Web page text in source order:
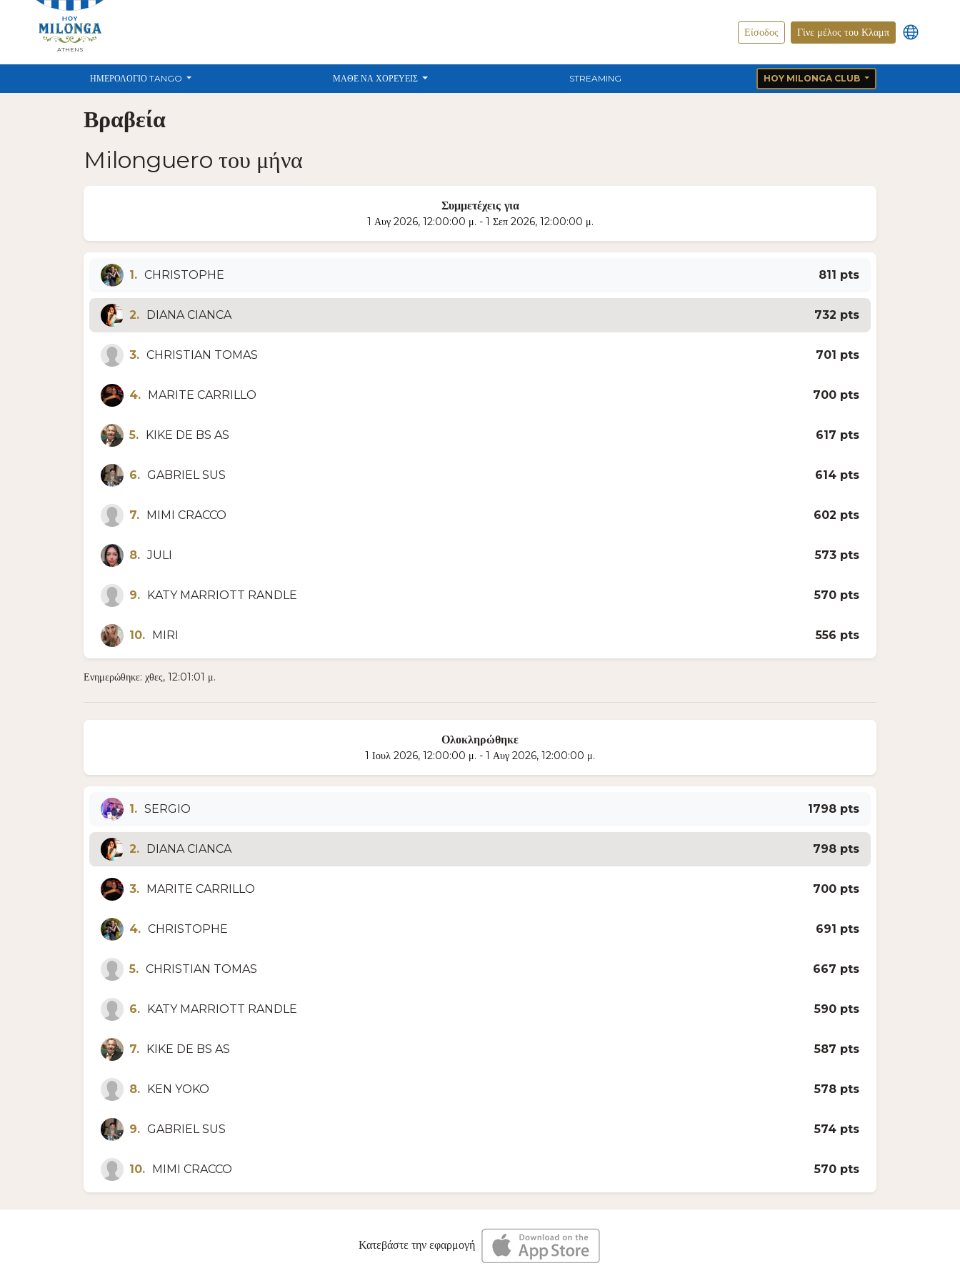
ATHENS
Είσοδος Γίνε μέλος του Κλαμπ
ΗΜΕΡΟΛΌΓΙΟ TANGO ΜΆΘΕ ΝΑ ΧΟΡΕΎΕΙΣ STREAMING HOY MILONGA CLUB
Βραβεία
Milonguero του μήνα
Συμμετέχεις για
1 Αυγ 2026, 12:00:00 μ. - 1 Σεπ 2026, 12:00:00 μ.
1. CHRISTOPHE 811 pts
2. DIANA CIANCA 732 pts
3. CHRISTIAN TOMAS 701 pts
4. MARITE CARRILLO 700 pts
5. KIKE DE BS AS 617 pts
6. GABRIEL SUS 614 pts
7. MIMI CRACCO 602 pts
8.JULI 573 pts
9. KATY MARRIOTT RANDLE 570 pts
10. MIRI 556 pts
Ενημερώθηκε: χθες, 12:01:01 μ.
Ολοκληρώθηκε
1 Ιουλ 2026, 12:00:00 μ. - 1 Αυγ 2026, 12:00:00 μ.
1. SERGIO 1798 pts
2. DIANA CIANCA 798 pts
3. MARITE CARRILLO 700 pts
4. CHRISTOPHE 691 pts
5. CHRISTIAN TOMAS 667 pts
6. KATY MARRIOTT RANDLE 590 pts
7. KIKE DE BS AS 587 pts
8. KEN YOKO 578 pts
9. GABRIEL SUS 574 pts
10. MIMI CRACCO 570 pts
Κατεβάστε την εφαρμογή